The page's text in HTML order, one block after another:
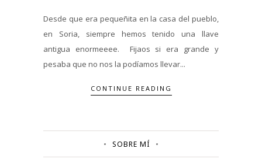
Desde que era pequeñita en la casa del pueblo,
en Soria, siempre hemos tenido una llave
antigua enormeeee. Fijaos si era grande y
pesaba que no nos la podíamos llevar...
CONTINUE READING
SOBRE MÍ